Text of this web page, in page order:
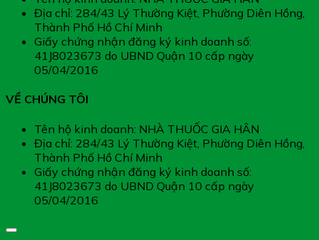
Địa chỉ: 284/43 Lý Thường Kiệt, Phường Diên Hồng,
Thành Phố Hồ Chí Minh
Giấy chứng nhận đăng ký kinh doanh số:
41J8023673 do UBND Quận 10 cấp ngày
05/04/2016
VỀ CHÚNG TÔI
Tên hộ kinh doanh: NHÀ THUỐC GIA HÂN
Địa chỉ: 284/43 Lý Thường Kiệt, Phường Diên Hồng,
Thành Phố Hồ Chí Minh
Giấy chứng nhận đăng ký kinh doanh số:
41J8023673 do UBND Quận 10 cấp ngày
05/04/2016